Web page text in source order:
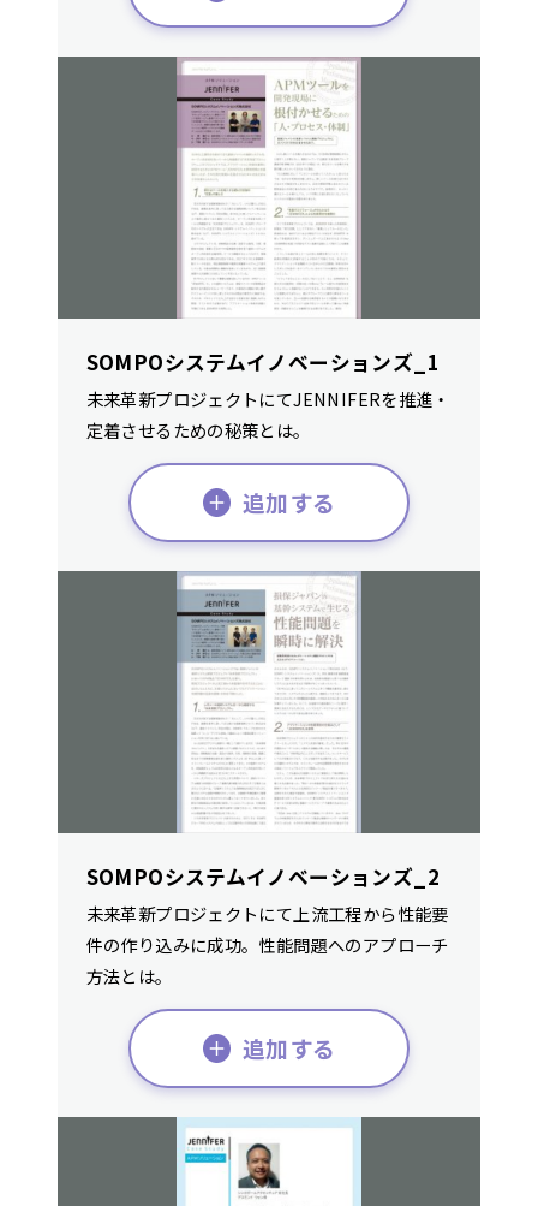
SOMPOシステムイノベーションズ_1
未来革新プロジェクトにてJENNIFERを推進・
定着させるための秘策とは。
追加する
SOMPOシステムイノベーションズ_2
未来革新プロジェクトにて上流工程から性能要
件の作り込みに成功。性能問題へのアプローチ
方法とは。
追加する